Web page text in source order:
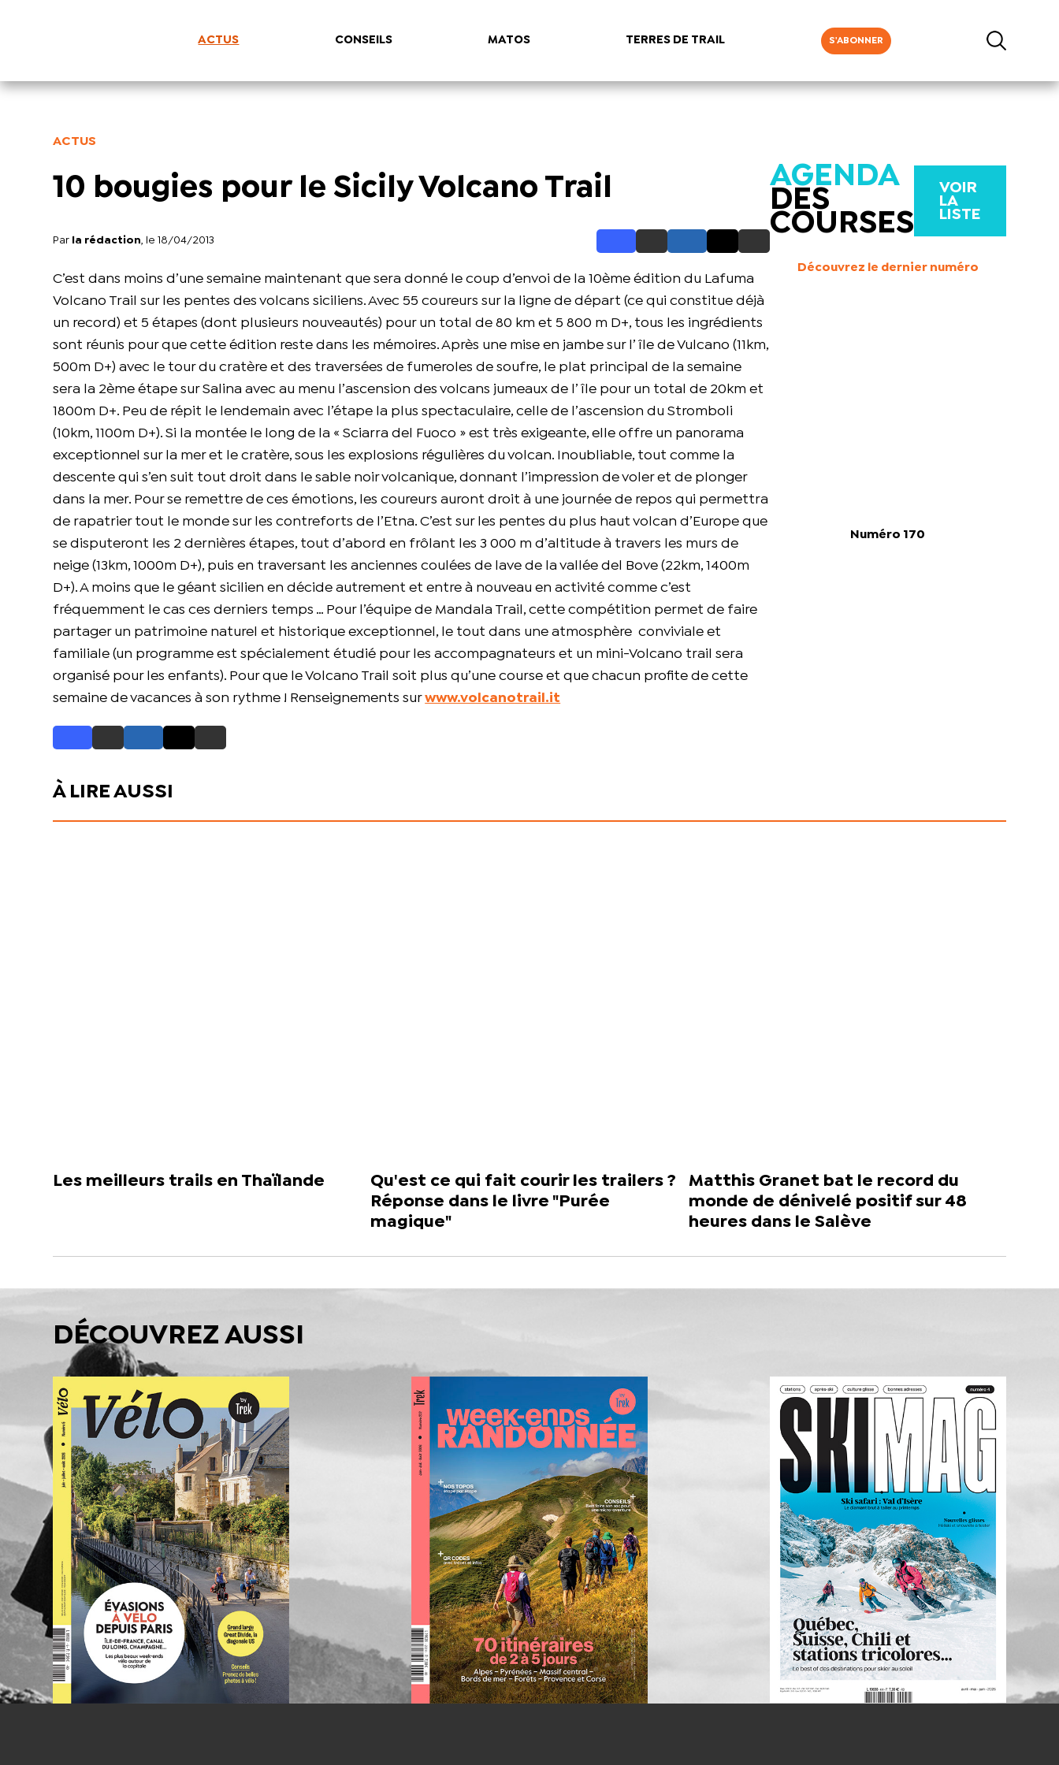
ACTUS CONSEILS MATOS TERRES DE TRAIL S'ABONNER
ACTUS
10 bougies pour le Sicily Volcano Trail
Par la rédaction , le 18/04/2013
C’est dans moins d’une semaine maintenant que sera donné le coup d’envoi de la 10ème édition du Lafuma
Volcano Trail sur les pentes des volcans siciliens. Avec 55 coureurs sur la ligne de départ (ce qui constitue déjà
un record) et 5 étapes (dont plusieurs nouveautés) pour un total de 80 km et 5 800 m D+, tous les ingrédients
sont réunis pour que cette édition reste dans les mémoires. Après une mise en jambe sur l’île de Vulcano (11km,
500m D+) avec le tour du cratère et des traversées de fumeroles de soufre, le plat principal de la semaine
sera la 2ème étape sur Salina avec au menu l’ascension des volcans jumeaux de l’île pour un total de 20km et
1800m D+. Peu de répit le lendemain avec l’étape la plus spectaculaire, celle de l’ascension du Stromboli
(10km, 1100m D+). Si la montée le long de la « Sciarra del Fuoco » est très exigeante, elle offre un panorama
exceptionnel sur la mer et le cratère, sous les explosions régulières du volcan. Inoubliable, tout comme la
descente qui s’en suit tout droit dans le sable noir volcanique, donnant l’impression de voler et de plonger
dans la mer. Pour se remettre de ces émotions, les coureurs auront droit à une journée de repos qui permettra
de rapatrier tout le monde sur les contreforts de l’Etna. C’est sur les pentes du plus haut volcan d’Europe que
se disputeront les 2 dernières étapes, tout d’abord en frôlant les 3 000 m d’altitude à travers les murs de
neige (13km, 1000m D+), puis en traversant les anciennes coulées de lave de la vallée del Bove (22km, 1400m
D+). A moins que le géant sicilien en décide autrement et entre à nouveau en activité comme c’est
fréquemment le cas ces derniers temps … Pour l’équipe de Mandala Trail, cette compétition permet de faire
partager un patrimoine naturel et historique exceptionnel, le tout dans une atmosphère conviviale et
familiale (un programme est spécialement étudié pour les accompagnateurs et un mini-Volcano trail sera
organisé pour les enfants). Pour que le Volcano Trail soit plus qu’une course et que chacun profite de cette
semaine de vacances à son rythme ! Renseignements surwww.volcanotrail.it
AGENDA
DES
COURSES
VOIR
LA
LISTE
Découvrez le dernier numéro
Numéro 170
À LIRE AUSSI
Les meilleurs trails en Thaïlande
Qu'est ce qui fait courir les trailers ?
Réponse dans le livre "Purée
magique"
Matthis Granet bat le record du
monde de dénivelé positif sur 48
heures dans le Salève
DÉCOUVREZ AUSSI